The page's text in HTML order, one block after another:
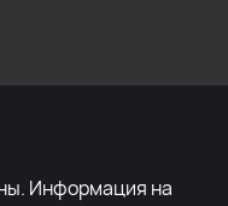
Информация на